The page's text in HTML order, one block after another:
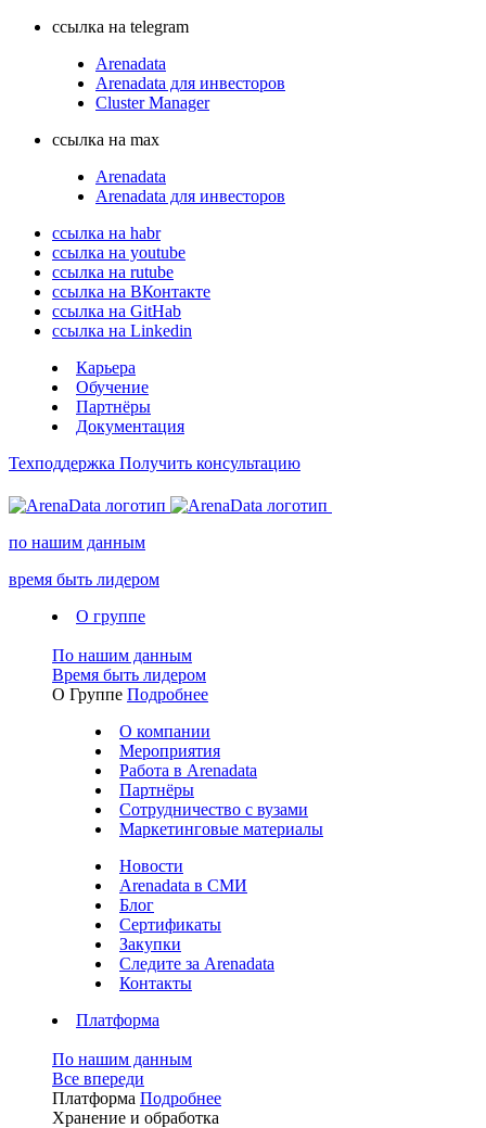
ссылка на telegram
Arenadata
Arenadata для инвесторов
Cluster Manager
ссылка на max
Arenadata
Arenadata для инвесторов
ссылка на habr
ссылка на youtube
ссылка на rutube
ссылка на ВКонтакте
ссылка на GitHab
ссылка на Linkedin
Карьера
Обучение
Партнёры
Документация
Техподдержка Получить консультацию
по нашим данным
время быть лидером
О группе
По нашим данным
Время быть лидером
О Группе Подробнее
О компании
Мероприятия
Работа в Arenadata
Партнёры
Сотрудничество с вузами
Маркетинговые материалы
Новости
Arenadata в СМИ
Блог
Сертификаты
Закупки
Следите за Аrenadata
Контакты
Платформа
По нашим данным
Все впереди
Платформа Подробнее
Хранение и обработка